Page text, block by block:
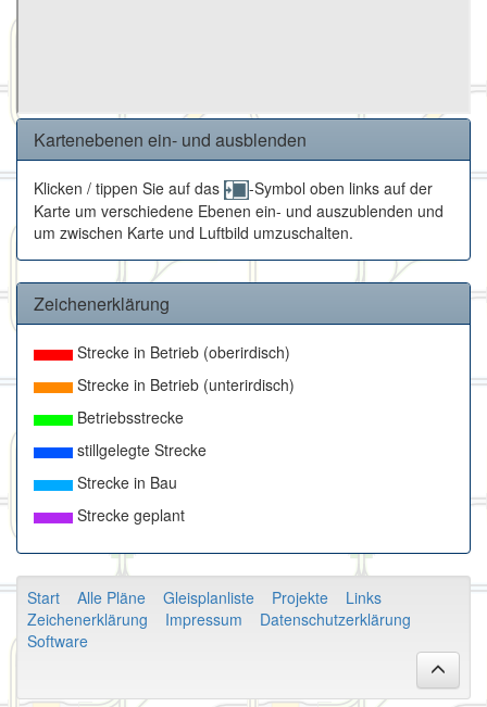
Kartenebenen ein- und ausblenden
Klicken / tippen Sie auf das
-Symbol oben links auf der
Karte um verschiedene Ebenen ein- und auszublenden und
um zwischen Karte und Luftbild umzuschalten.
Zeichenerklärung
Strecke in Betrieb (oberirdisch)
Strecke in Betrieb (unterirdisch)
Betriebsstrecke
stillgelegte Strecke
Strecke in Bau
Strecke geplant
Start Alle Pläne Gleisplanliste Projekte
Links
Zeichenerklärung
Impressum
Datenschutzerklärung
Software